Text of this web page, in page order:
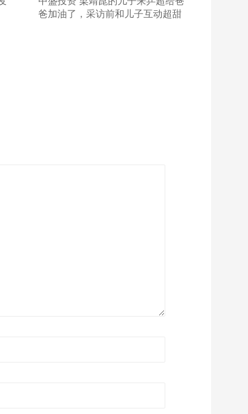
爸加油了，采访前和儿子互动超甜